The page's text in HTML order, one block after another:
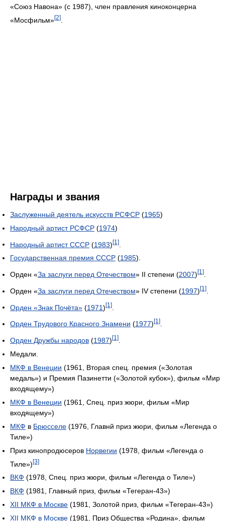
«Союз Навона» (с 1987), член правления киноконцерна
«Мосфильм»[2]
Награды и звания
Заслуженный деятель искусств РСФСР (1965)
Народный артист РСФСР (1974)
Народный артист СССР (1983)[1]
Государственная премия СССР (1985).
Орден «За заслуги перед Отечеством» II степени (2007) [1]
Орден «За заслуги перед Отечеством» IV степени (1997)[1]
Орден «Знак Почёта» (1971)[1]
Орден Трудового Красного Знамени (1977) [1]
Орден Дружбы народов (1987)[1]
Медали.
МКФ в Венеции (1961, Вторая спец. премия («Золотая
медаль») и Премия Пазинетти («Золотой кубок»), фильм «Мир
входящему»)
МКФ в Венеции (1961, Спец. приз жюри, фильм «Мир
входящему»)
МКФ в Брюсселе (1976, Главнй приз жюри, фильм «Легенда о
Тиле»)
Приз кинопродюсеров Норвегии (1978, фильм «Легенда о
Тиле»)[3]
ВКФ (1978, Спец. приз жюри, фильм «Легенда о Тиле»)
ВКФ (1981, Главный приз, фильм «Тегеран-43»)
XII МКФ в Москве (1981, Золотой приз, фильм «Тегеран-43»)
XII МКФ в Москве (1981, Приз Общества «Родина», фильм